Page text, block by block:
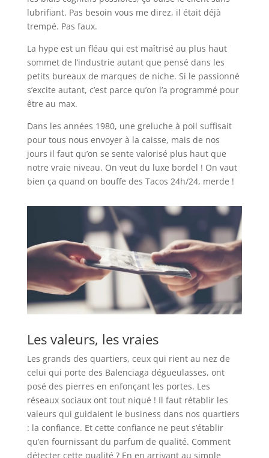
lubrifiant. Pas besoin vous me direz, il était déjà
trempé. Pas faux.
La hype est un fléau qui est maîtrisé au plus haut
sommet de l’industrie autant que pensé dans les
petits bureaux de marques de niche. Si le passionné
s’excite autant, c’est parce qu’on l’a programmé pour
être au max.
Dans les années 1980, une greluche à poil suffisait
pour tous nous envoyer à la caisse, mais de nos
jours il faut qu’on se sente valorisé plus haut que
notre vraie niveau. On veut du luxe bordel ! On vaut
bien ça quand on bouffe des Tacos 24h/24, merde !
Les valeurs, les vraies
Les grands des quartiers, ceux qui rient au nez de
celui qui porte des Balenciaga dégueulasses, ont
posé des pierres en enfonçant les portes. Les
réseaux sociaux ont tout niqué ! Il faut rétablir les
valeurs qui guidaient le business dans nos quartiers
: la confiance. Et cette confiance ne peut s’établir
qu’en fournissant du parfum de qualité. Comment
détecter cette qualité ? En en arrivant au simple